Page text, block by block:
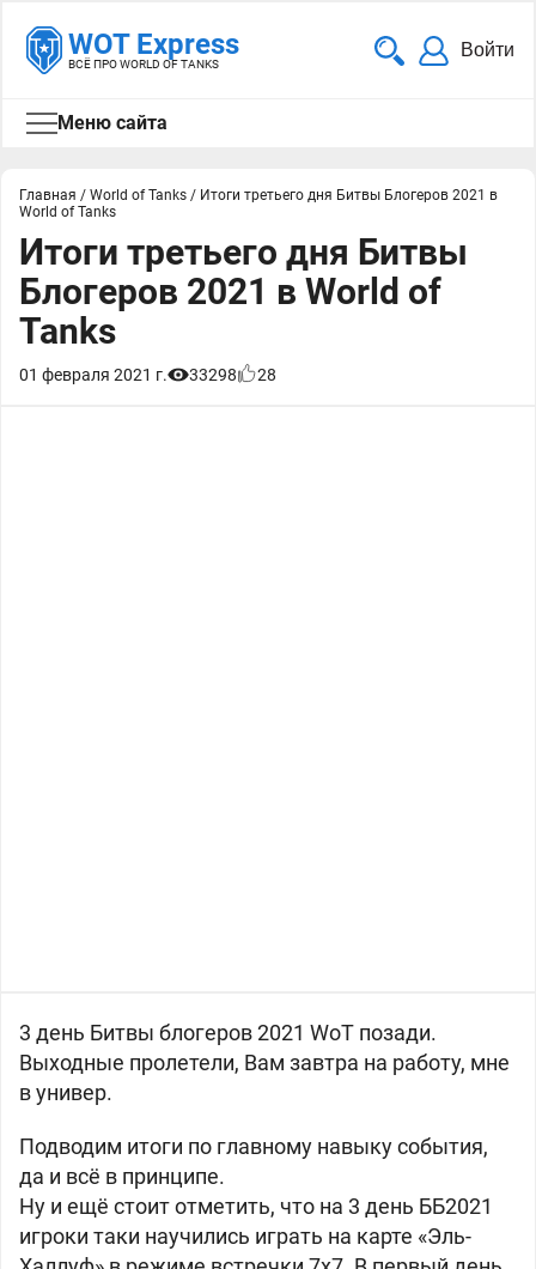
WOT Express
ВСЁ ПРО WORLD OF TANKS
Войти
Меню сайта
Главная / World of Tanks / Итоги третьего дня Битвы Блогеров 2021 в
World of Tanks
Итоги третьего дня Битвы
Блогеров 2021 в World of
Tanks
01 февраля 2021 г. 33298 28
3 день Битвы блогеров 2021 WoT позади.
Выходные пролетели, Вам завтра на работу, мне
в универ.
Подводим итоги по главному навыку события,
да и всё в принципе.
Ну и ещё стоит отметить, что на 3 день ББ2021
игроки таки научились играть на карте «Эль-